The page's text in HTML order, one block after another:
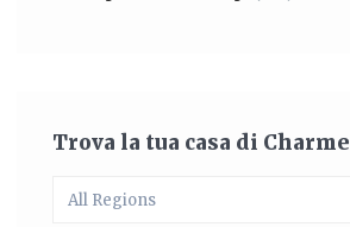
Trova la tua casa di Charme
All Regions